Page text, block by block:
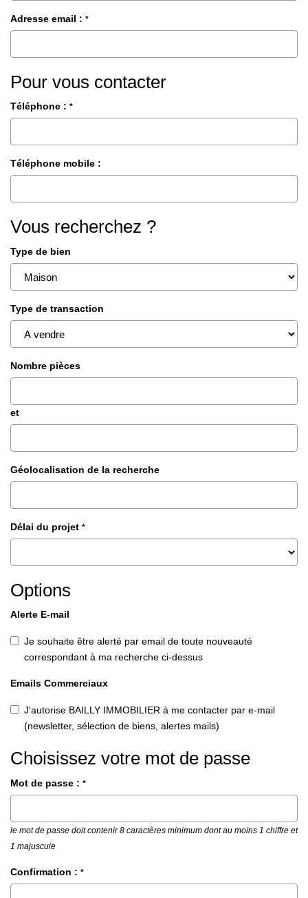
Adresse email : *
Pour vous contacter
Téléphone : *
Téléphone mobile :
Vous recherchez ?
Type de bien
Type de transaction
Nombre pièces
et
Géolocalisation de la recherche
Délai du projet *
Options
Alerte E-mail
Je souhaite être alerté par email de toute nouveauté
correspondant à ma recherche ci-dessus
Emails Commerciaux
J'autorise BAILLY IMMOBILIER à me contacter par e-mail
(newsletter, sélection de biens, alertes mails)
Choisissez votre mot de passe
Mot de passe : *
le mot de passe doit contenir 8 caractères minimum dont au moins 1 chiffre et
1 majuscule
Confirmation : *